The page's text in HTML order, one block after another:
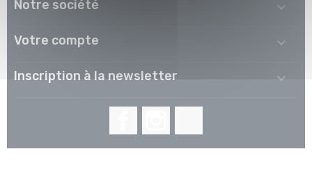
Notre société 
Votre compte 
Inscription à la newsletter 